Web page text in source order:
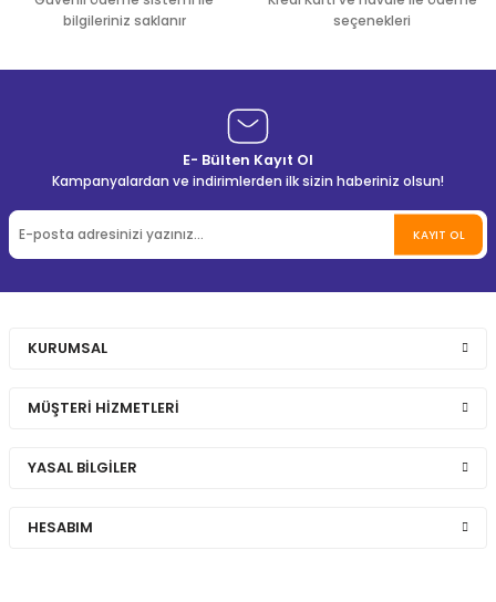
bilgileriniz saklanır
seçenekleri
E- Bülten Kayıt Ol
Kampanyalardan ve indirimlerden ilk sizin haberiniz olsun!
KAYIT OL
KURUMSAL
MÜŞTERİ HİZMETLERİ
YASAL BİLGİLER
HESABIM